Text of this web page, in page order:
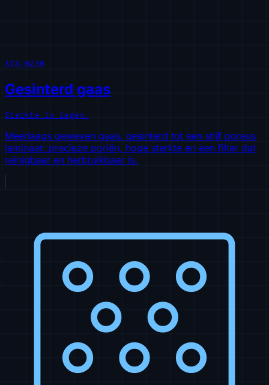
AVX-0230
Gesinterd gaas
Sterkte in lagen.
Meerlaags geweven gaas, gesinterd tot een stijf poreus
laminaat: precieze poriën, hoge sterkte en een filter dat
reinigbaar en herbruikbaar is.